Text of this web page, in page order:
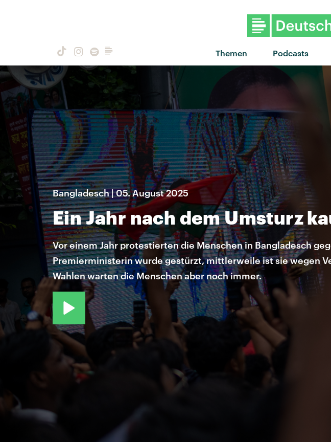
Themen Podcasts
Bangladesch | 05. August 2025
Ein Jahr nach dem Umsturz
Vor einem Jahr protestierten die Menschen in Bangladesch
Premierministerin wurde gestürzt, mittlerweile ist sie wegen
Wahlen warten die Menschen aber noch immer.